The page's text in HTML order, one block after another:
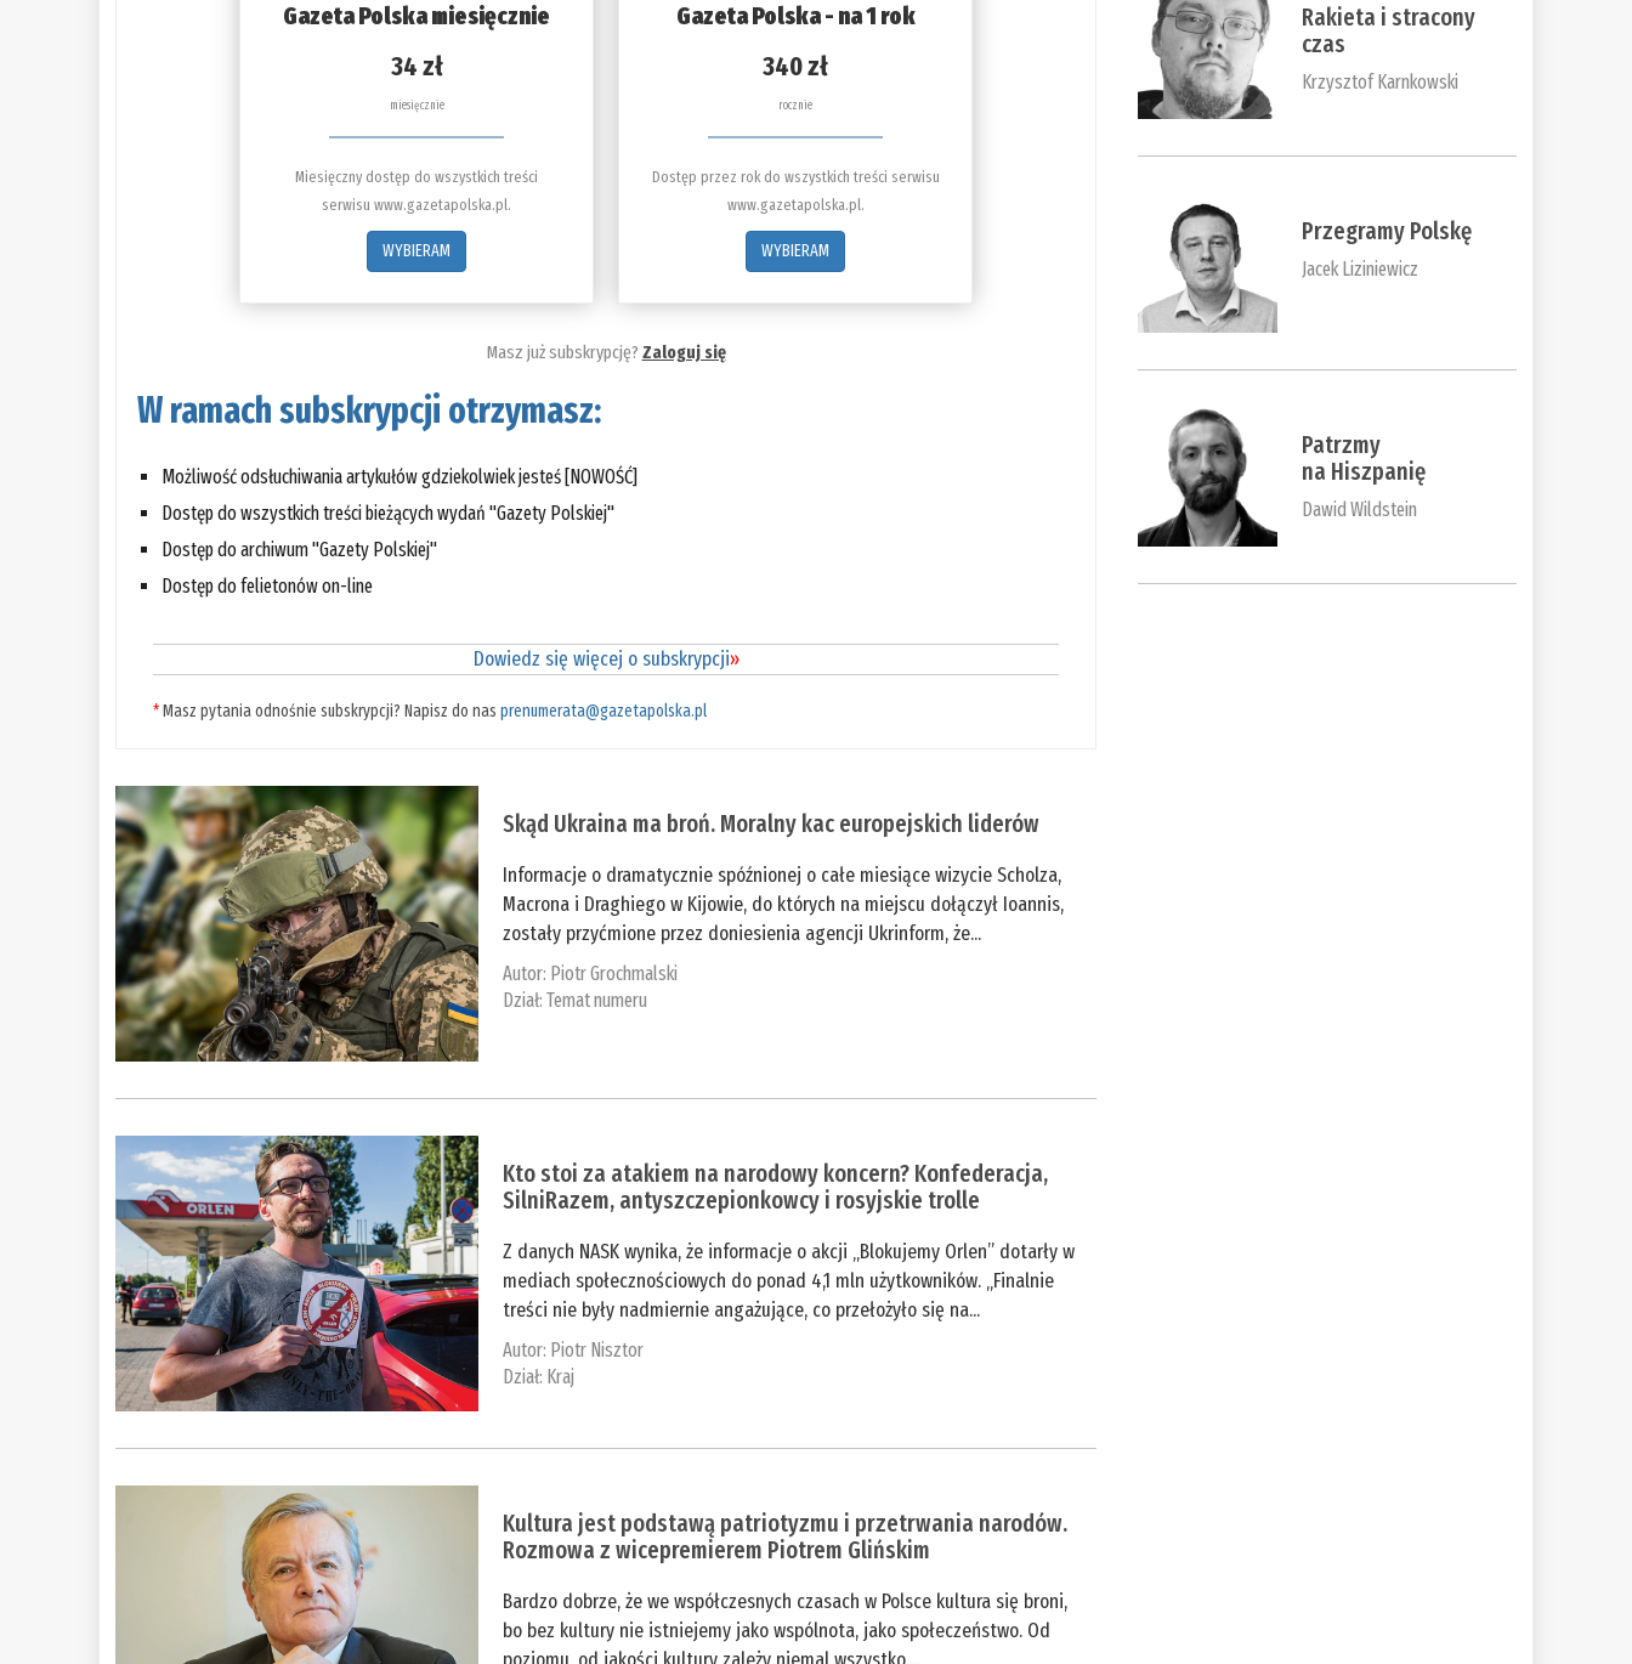
Gazeta Polska miesięcznie
34 zł
miesięcznie
Miesięczny dostęp do wszystkich treści
serwisu www.gazetapolska.pl.
WYBIERAM
Gazeta Polska - na 1 rok
340 zł
rocznie
Dostęp przez rok do wszystkich treści serwisu
www.gazetapolska.pl.
WYBIERAM
Masz już subskrypcję? Zaloguj się
W ramach subskrypcji otrzymasz:
Możliwość odsłuchiwania artykułów gdziekolwiek jesteś [NOWOŚĆ]
Dostęp do wszystkich treści bieżących wydań "Gazety Polskiej"
Dostęp do archiwum "Gazety Polskiej"
Dostęp do felietonów on-line
Dowiedz się więcej o subskrypcji»
*Masz pytania odnośnie subskrypcji? Napisz do nasprenumerata@gazetapolska.pl
Skąd Ukraina ma broń. Moralny kac europejskich liderów
Informacje o dramatycznie spóźnionej o całe miesiące wizycie Scholza,
Macrona i Draghiego w Kijowie, do których na miejscu dołączył Ioannis,
zostały przyćmione przez doniesienia agencji Ukrinform, że...
Autor: Piotr Grochmalski
Dział:Temat numeru
Kto stoi za atakiem na narodowy koncern? Konfederacja,
SilniRazem, antyszczepionkowcy i rosyjskie trolle
Z danych NASK wynika, że informacje o akcji „Blokujemy Orlen” dotarły w
mediach społecznościowych do ponad 4,1 mln użytkowników. „Finalnie
treści nie były nadmiernie angażujące, co przełożyło się na...
Autor: Piotr Nisztor
Dział: Kraj
Kultura jest podstawą patriotyzmu i przetrwania narodów.
Rozmowa z wicepremierem Piotrem Glińskim
Bardzo dobrze, że we współczesnych czasach w Polsce kultura się broni,
bo bez kultury nie istniejemy jako wspólnota, jako społeczeństwo. Od
Rakieta i stracony
czas
Krzysztof Karnkowski
Przegramy Polskę
Jacek Liziniewicz
Patrzmy
na Hiszpanię
Dawid Wildstein